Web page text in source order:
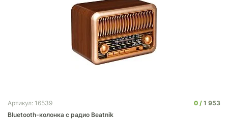
Артикул: 16539 0
1 953
Bluetooth-колонка с радио Beatnik